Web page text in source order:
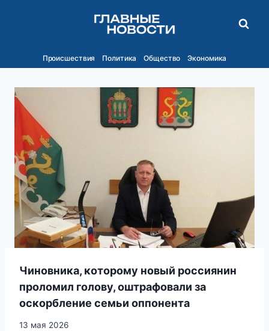
Происшествия Политика Общество Экономика
Чиновника, которому новый россиянин
проломил голову, оштрафовали за
оскорбление семьи оппонента
13 мая 2026